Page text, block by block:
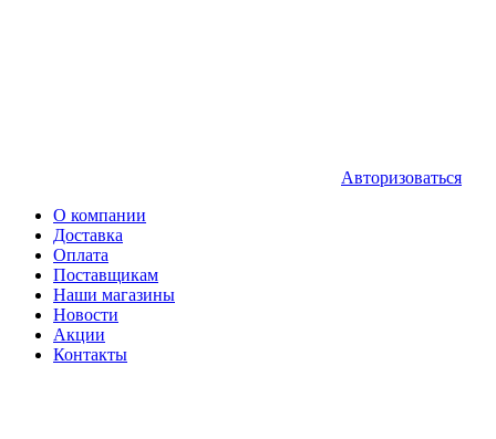
Авторизоваться
О компании
Доставка
Оплата
Поставщикам
Наши магазины
Новости
Акции
Контакты